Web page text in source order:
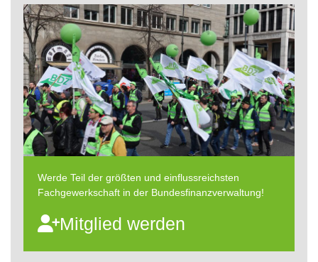
Werde Teil der größten und einflussreichsten
Fachgewerkschaft in der Bundesfinanzverwaltung!
Mitglied werden